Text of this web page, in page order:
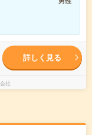
詳しく見る
社